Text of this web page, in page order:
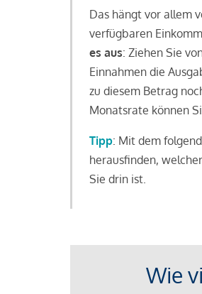
Das hängt vor allem
verfügbaren
es aus: Ziehen Sie
Einnahmen die
zu diesem Betrag
Monatsrate können
Tipp: Mit dem
herausfinden,
Sie drin ist.
Wie